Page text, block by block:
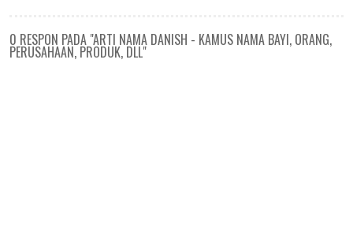
0 RESPON PADA "ARTI NAMA DANISH - KAMUS NAMA BAYI, ORANG,
PERUSAHAAN, PRODUK, DLL"